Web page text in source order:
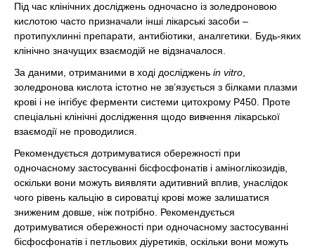
Під час клінічних досліджень одночасно із золедроновою
кислотою часто призначали інші лікарські засоби –
протипухлинні препарати, антибіотики, аналгетики. Будь-яких
клінічно значущих взаємодій не відзначалося.
За даними, отриманими в ході досліджень in vitro,
золедронова кислота істотно не зв’язується з білками плазми
крові і не інгібує ферменти системи цитохрому Р450. Проте
спеціальні клінічні дослідження щодо вивчення лікарської
взаємодії не проводилися.
Рекомендується дотримуватися обережності при
одночасному застосуванні бісфосфонатів і аміноглікозидів,
оскільки вони можуть виявляти адитивний вплив, унаслідок
чого рівень кальцію в сироватці крові може залишатися
зниженим довше, ніж потрібно. Рекомендується
дотримуватися обережності при одночасному застосуванні
бісфосфонатів і петльових діуретиків, оскільки вони можуть